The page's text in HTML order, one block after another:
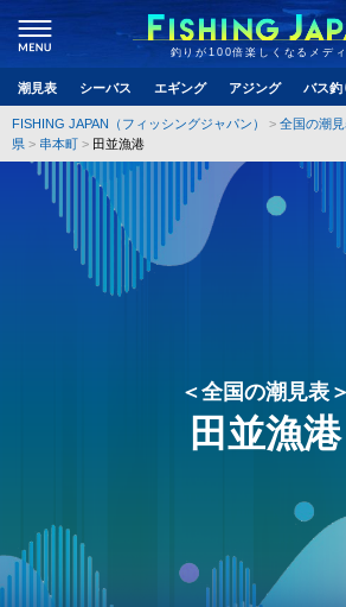
釣りが100倍楽しくなるメデ
潮見表 シーバス エギング アジング バス釣
FISHING JAPAN（フィッシングジャパン） 全国の潮
県
串本町 田並漁港
＜全国の潮見表＞
田並漁港